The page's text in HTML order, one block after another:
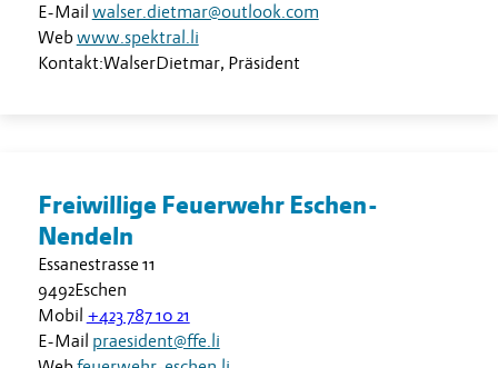
E-Mail walser.dietmar@outlook.com
Webwww.spektral.li
Kontakt:WalserDietmar, Präsident
Freiwillige Feuerwehr Eschen-
Nendeln
Essanestrasse 11
9492Eschen
Mobil +423 787 10 21
E-Mail praesident@ffe.li